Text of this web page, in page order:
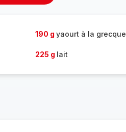
190 g yaourt à la grecque
225 g lait